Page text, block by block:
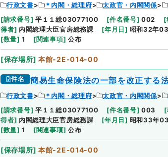
行政文書 ＊内閣・総理府 太政官・内閣関係
[請求番号] 平１１総03077100 [件名番号] 002 [
得者] 内閣総理大臣官房総務課 [年月日] 昭和32年
[数量] 1 [関連事項] 公布
[保存場所] 本館-2E-014-00
件名 簡易生命保険法の一部を改正する
行政文書 ＊内閣・総理府 太政官・内閣関係
[請求番号] 平１１総03077100 [件名番号] 003 [
得者] 内閣総理大臣官房総務課 [年月日] 昭和33年
[数量] 1 [関連事項] 公布
[保存場所] 本館-2E-014-00